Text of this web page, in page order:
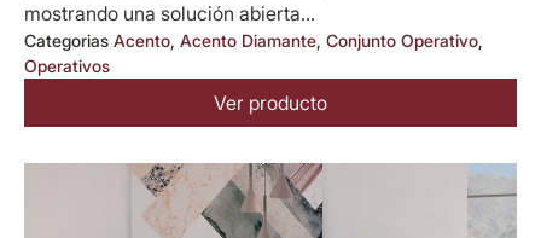
mostrando una solución abierta...
Categorias Acento, Acento Diamante, Conjunto Operativo,
Operativos
Ver producto